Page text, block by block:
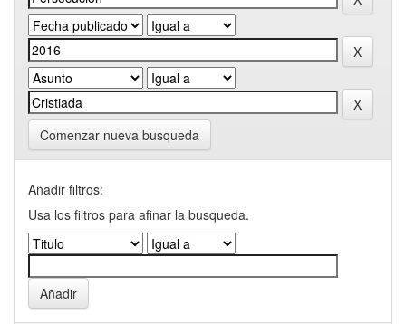
Comenzar nueva busqueda
Añadir filtros:
Usa los filtros para afinar la busqueda.